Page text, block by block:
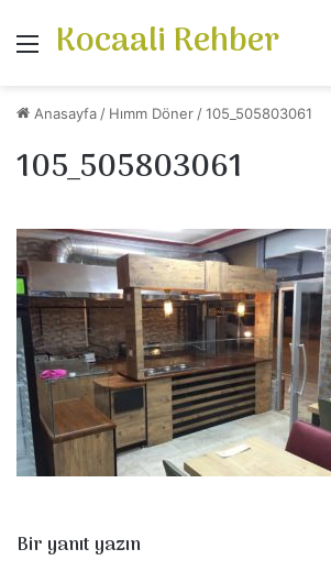
Menü
Kocaali Rehber
Anasayfa / Hımm Döner /105_505803061
105_505803061
Bir yanıt yazın